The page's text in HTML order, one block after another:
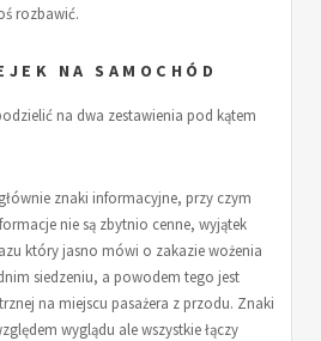
rozbawić.
NA SAMOCHÓD
na dwa zestawienia pod kątem
znaki informacyjne, przy czym
nie są zbytnio cenne, wyjątek
który jasno mówi o zakazie wożenia
siedzeniu, a powodem tego jest
na miejscu pasażera z przodu. Znaki
wyglądu ale wszystkie łączy